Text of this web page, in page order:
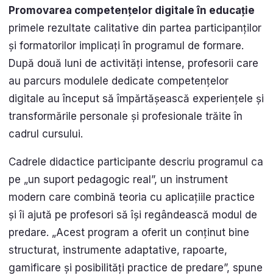
Promovarea competențelor digitale în educație
primele rezultate calitative din partea participanților
și formatorilor implicați în programul de formare.
După două luni de activități intense, profesorii care
au parcurs modulele dedicate competențelor
digitale au început să împărtășească experiențele și
transformările personale și profesionale trăite în
cadrul cursului.
Cadrele didactice participante descriu programul ca
pe „un suport pedagogic real”, un instrument
modern care combină teoria cu aplicațiile practice
și îi ajută pe profesori să își regândească modul de
predare. „Acest program a oferit un conținut bine
structurat, instrumente adaptative, rapoarte,
gamificare și posibilități practice de predare”, spune